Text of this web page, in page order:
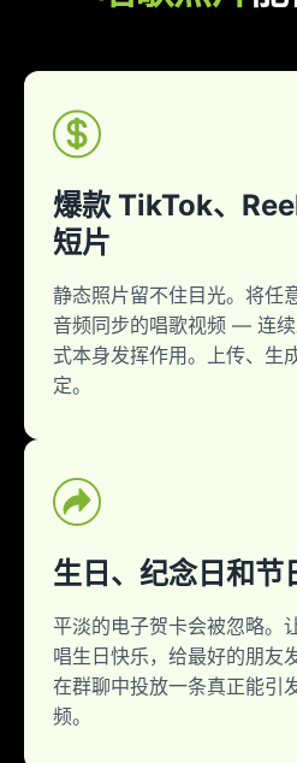
爆款 TikTok、
短片
静态照片留不住目光。将任
音频同步的唱歌视频 — 连
式本身发挥作用。上传、生
定。
生日、纪念日和节
平淡的电子贺卡会被忽略。
唱生日快乐，给最好的朋友
在群聊中投放一条真正能引
频。